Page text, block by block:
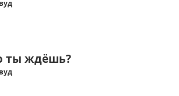
ты ждёшь?